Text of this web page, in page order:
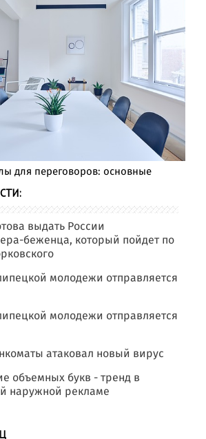
для переговоров: основные
выдать России
беженца, который пойдет по
молодежи отправляется
молодежи отправляется
атаковал новый вирус
объемных букв - тренд в
наружной рекламе